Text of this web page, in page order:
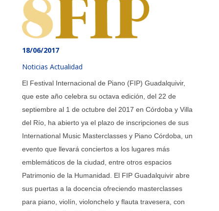
18/06/2017
Noticias Actualidad
El Festival Internacional de Piano (FIP) Guadalquivir,
que este año celebra su octava edición, del 22 de
septiembre al 1 de octubre del 2017 en Córdoba y Villa
del Río, ha abierto ya el plazo de inscripciones de sus
International Music Masterclasses y Piano Córdoba, un
evento que llevará conciertos a los lugares más
emblemáticos de la ciudad, entre otros espacios
Patrimonio de la Humanidad. El FIP Guadalquivir abre
sus puertas a la docencia ofreciendo masterclasses
para piano, violín, violonchelo y flauta travesera, con